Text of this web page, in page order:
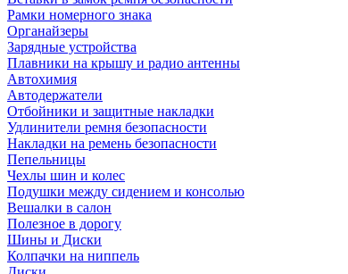
Рамки номерного знака
Органайзеры
Зарядные устройства
Плавники на крышу и радио антенны
Автохимия
Автодержатели
Отбойники и защитные накладки
Удлинители ремня безопасности
Накладки на ремень безопасности
Пепельницы
Чехлы шин и колес
Подушки между сидением и консолью
Вешалки в салон
Полезное в дорогу
Шины и Диски
Колпачки на ниппель